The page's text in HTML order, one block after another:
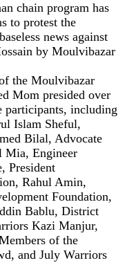
chain program has
to protest the
news against
by Moulvibazar
the Moulvibazar
Mom presided over
participants, including
Islam Sheful,
Bilal, Advocate
Mia, Engineer
President
Rahul Amin,
Foundation,
Bablu, District
Kazi Manjur,
of the
and July Warriors